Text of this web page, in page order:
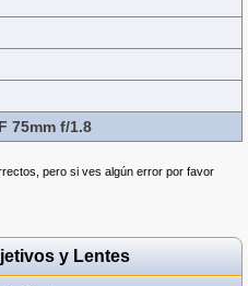
75mm f/1.8
pero si ves algún error por favor
y Lentes